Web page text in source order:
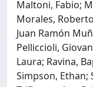
Maltoni, Fabio;
Morales,
Juan Ramón
Pelliccioli,
Laura; Ravina,
Simpson, Ethan;